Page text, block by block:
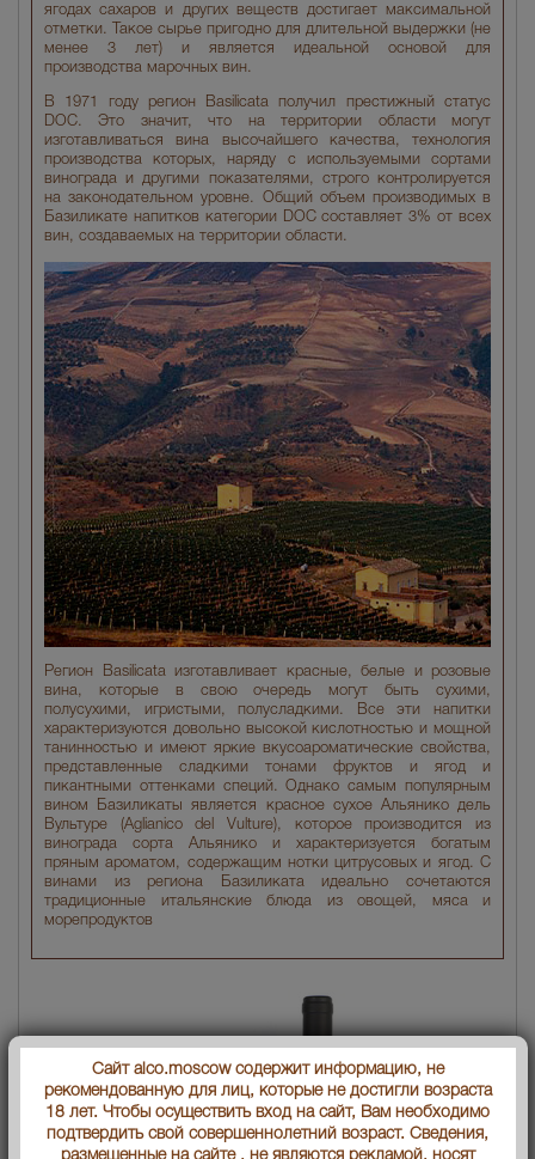
ягодах сахаров и других веществ достигает максимальной
отметки. Такое сырье пригодно для длительной выдержки (не
менее 3 лет) и является идеальной основой для
производства марочных вин.
В 1971 году регион Basilicata получил престижный статус
DOC. Это значит, что на территории области могут
изготавливаться вина высочайшего качества, технология
производства которых, наряду с используемыми сортами
винограда и другими показателями, строго контролируется
на законодательном уровне. Общий объем производимых в
Базиликате напитков категории DOC составляет 3% от всех
вин, создаваемых на территории области.
Регион Basilicata изготавливает красные, белые и розовые
вина, которые в свою очередь могут быть сухими,
полусухими, игристыми, полусладкими. Все эти напитки
характеризуются довольно высокой кислотностью и мощной
танинностью и имеют яркие вкусоароматические свойства,
представленные сладкими тонами фруктов и ягод и
пикантными оттенками специй. Однако самым популярным
вином Базиликаты является красное сухое Альянико дель
Вультуре (Aglianico del Vulture), которое производится из
винограда сорта Альянико и характеризуется богатым
пряным ароматом, содержащим нотки цитрусовых и ягод. С
винами из региона Базиликата идеально сочетаются
традиционные итальянские блюда из овощей, мяса и
морепродуктов
Сайт alco.moscow содержит информацию, не
рекомендованную для лиц, которые не достигли возраста
18 лет. Чтобы осуществить вход на сайт, Вам необходимо
подтвердить свой совершеннолетний возраст. Сведения,